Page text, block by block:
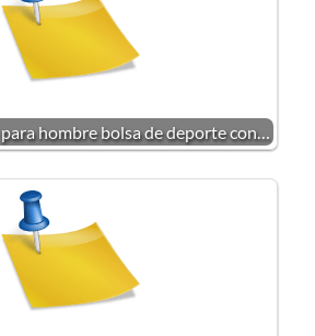
hombre bolsa de deporte con…